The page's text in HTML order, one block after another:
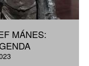
MÁNES: